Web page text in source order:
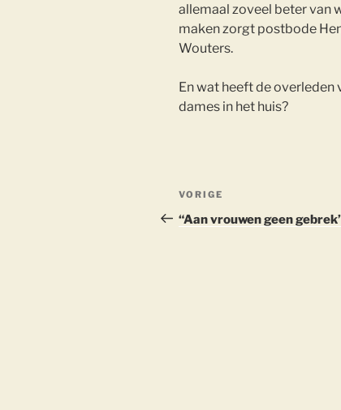
allemaal zoveel beter van
maken zorgt postbode
Wouters.
En wat heeft de
dames in het huis?
Berichtnavigatie
Vorig
bericht
VORIGE
“Aan vrouwen geen